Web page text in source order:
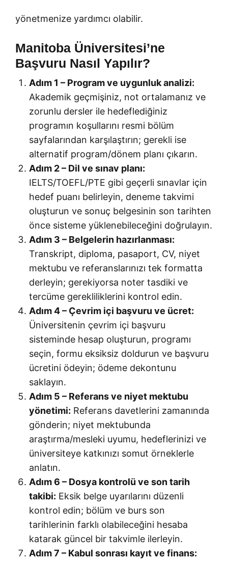
yönetmenize yardımcı olabilir.
Manitoba Üniversitesi’ne
Başvuru Nasıl Yapılır?
Adım 1 – Program ve uygunluk analizi:
Akademik geçmişiniz, not ortalamanız ve
zorunlu dersler ile hedeflediğiniz
programın koşullarını resmi bölüm
sayfalarından karşılaştırın; gerekli ise
alternatif program/dönem planı çıkarın.
Adım 2 – Dil ve sınav planı:
IELTS/TOEFL/PTE gibi geçerli sınavlar için
hedef puanı belirleyin, deneme takvimi
oluşturun ve sonuç belgesinin son tarihten
önce sisteme yüklenebileceğini doğrulayın.
Adım 3 – Belgelerin hazırlanması:
Transkript, diploma, pasaport, CV, niyet
mektubu ve referanslarınızı tek formatta
derleyin; gerekiyorsa noter tasdiki ve
tercüme gerekliliklerini kontrol edin.
Adım 4 – Çevrim içi başvuru ve ücret:
Üniversitenin çevrim içi başvuru
sisteminde hesap oluşturun, programı
seçin, formu eksiksiz doldurun ve başvuru
ücretini ödeyin; ödeme dekontunu
saklayın.
Adım 5 – Referans ve niyet mektubu
yönetimi: Referans davetlerini zamanında
gönderin; niyet mektubunda
araştırma/mesleki uyumu, hedeflerinizi ve
üniversiteye katkınızı somut örneklerle
anlatın.
Adım 6 – Dosya kontrolü ve son tarih
takibi: Eksik belge uyarılarını düzenli
kontrol edin; bölüm ve burs son
tarihlerinin farklı olabileceğini hesaba
katarak güncel bir takvimle ilerleyin.
Adım 7 – Kabul sonrası kayıt ve finans: